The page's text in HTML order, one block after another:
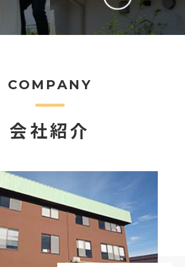
COMPANY
会社紹介